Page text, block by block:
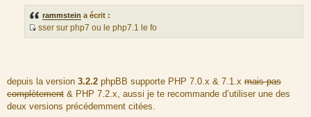
rammstein a écrit :
S
c
e
d
sser sur php7 ou le php7.1 le fo
depuis la version 3.2.2 phpBB supporte PHP 7.0.x & 7.1.x mais pas
complètement & PHP 7.2.x, aussi je te recommande d’utiliser une des
deux versions précédemment citées.